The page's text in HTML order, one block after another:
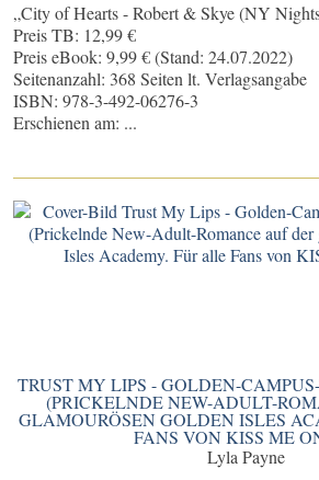
„City of Hearts - Robert & Skye (NY
Preis TB: 12,99 €
Preis eBook: 9,99 € (Stand: 24.07.2022)
Seitenanzahl: 368 Seiten lt. Verlagsangabe
ISBN: 978-3-492-06276-3
Erschienen am: ...
TRUST MY LIPS - GOLDEN-
(PRICKELNDE NEW-ADULT-
GLAMOURÖSEN GOLDEN ISLES
FANS VON KISS ME
Lyla Payne